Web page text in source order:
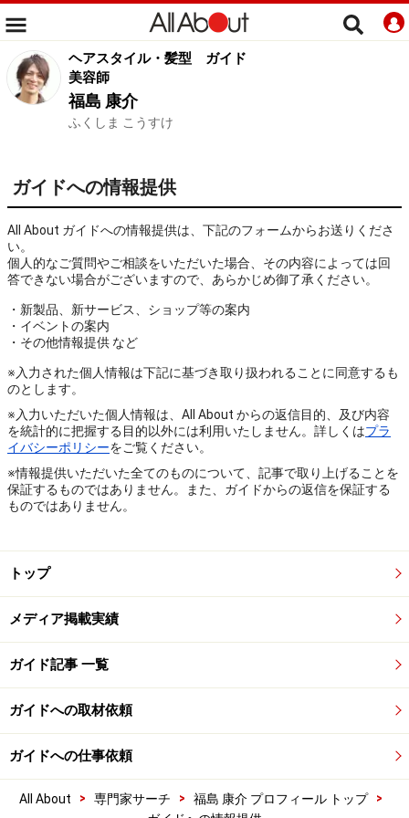
ヘアスタイル・髪型
ガイド
美容師
福島 康介
ふくしま こうすけ
ガイドへの情報提供
All About ガイドへの情報提供は、下記のフォームからお送りくださ
い。
個人的なご質問やご相談をいただいた場合、その内容によっては回
答できない場合がございますので、あらかじめ御了承ください。
・新製品、新サービス、ショップ等の案内
・イベントの案内
・その他情報提供 など
※入力された個人情報は下記に基づき取り扱われることに同意するも
のとします。
※入力いただいた個人情報は、All About からの返信目的、及び内容
を統計的に把握する目的以外には利用いたしません。詳しくはプラ
イバシーポリシーをご覧ください。
※情報提供いただいた全てのものについて、記事で取り上げることを
保証するものではありません。また、ガイドからの返信を保証する
ものではありません。
トップ
メディア掲載実績
ガイド記事 一覧
ガイドへの取材依頼
ガイドへの仕事依頼
All About > 専門家サーチ > 福島 康介 プロフィール トップ
>